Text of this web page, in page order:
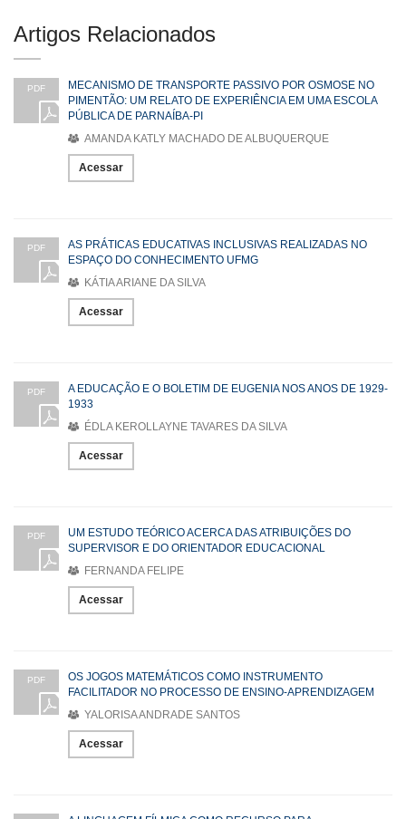
Artigos Relacionados
PDF
MECANISMO DE TRANSPORTE PASSIVO POR OSMOSE NO
PIMENTÃO: UM RELATO DE EXPERIÊNCIA EM UMA ESCOLA
PÚBLICA DE PARNAÍBA-PI
AMANDA KATLY MACHADO DE ALBUQUERQUE
Acessar
PDF
AS PRÁTICAS EDUCATIVAS INCLUSIVAS REALIZADAS NO
ESPAÇO DO CONHECIMENTO UFMG
KÁTIA ARIANE DA SILVA
Acessar
PDF
A EDUCAÇÃO E O BOLETIM DE EUGENIA NOS ANOS DE 1929-
1933
ÉDLA KEROLLAYNE TAVARES DA SILVA
Acessar
PDF
UM ESTUDO TEÓRICO ACERCA DAS ATRIBUIÇÕES DO
SUPERVISOR E DO ORIENTADOR EDUCACIONAL
FERNANDA FELIPE
Acessar
PDF
OS JOGOS MATEMÁTICOS COMO INSTRUMENTO
FACILITADOR NO PROCESSO DE ENSINO-APRENDIZAGEM
YALORISA ANDRADE SANTOS
Acessar